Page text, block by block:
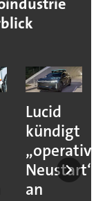
Lucid
kündigt
Neustart“
an